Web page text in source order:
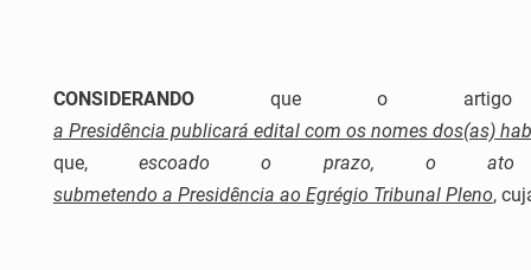
CONSIDERANDOque o artigo
a Presidência publicará edital com os nomes dos(as)
que,escoado o prazo, o ato
submetendo a Presidência ao Egrégio Tribunal Pleno,